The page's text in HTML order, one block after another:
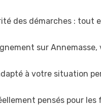
des démarches : tout
sur Annemasse,
à votre situation
pensés pour